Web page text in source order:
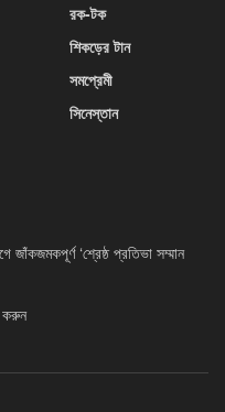
রক-টক
শিকড়ের টান
সমপ্রেমী
সিনেস্তান
জাঁকজমকপূর্ণ ‘শ্রেষ্ঠ প্রতিভা সম্মান
করুন